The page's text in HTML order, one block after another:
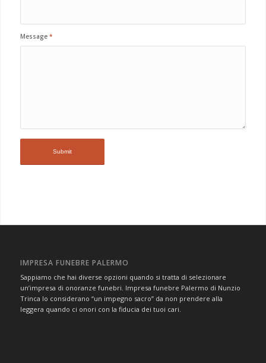
Message *
IMPRESA FUNEBRE PALERMO
Sappiamo che hai diverse opzioni quando si tratta di selezionare
un’impresa di onoranze funebri. Impresa funebre Palermo di Nunzio
Trinca lo considerano “un impegno sacro” da non prendere alla
leggera quando ci onori con la fiducia dei tuoi cari.